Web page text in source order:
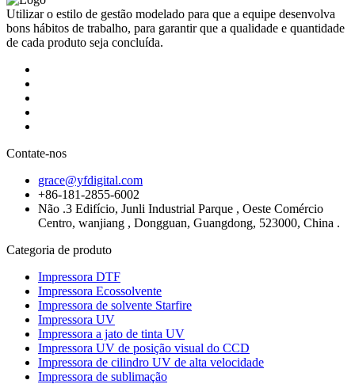
Utilizar o estilo de gestão modelado para que a equipe desenvolva
bons hábitos de trabalho, para garantir que a qualidade e quantidade
de cada produto seja concluída.
Contate-nos
grace@yfdigital.com
+86-181-2855-6002
Não .3 Edifício, Junli Industrial Parque , Oeste Comércio
Centro, wanjiang , Dongguan, Guangdong, 523000, China .
Categoria de produto
Impressora DTF
Impressora Ecossolvente
Impressora de solvente Starfire
Impressora UV
Impressora a jato de tinta UV
Impressora UV de posição visual do CCD
Impressora de cilindro UV de alta velocidade
Impressora de sublimação